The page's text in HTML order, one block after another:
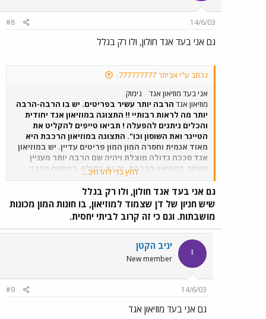
14/6/03
#8
גם אני בעד אגד חולון, ולו רק בגלל
נכתב ע"י אביתר 777777777:
אני בעד מוזיאון אגד
נימוק
מוזיאון אגד הרבה יותר עשיר בפריטים. יש בו הרבה-הרבה
יותר מה לראות רבותיי !! התצוגה במוזיאון אגד יחודית
והכלים ניתנים להפעלה ! תביאו טייפים להקליט את
הטייגר ואת השוסון וכו". התצוגה במוזיאון הרכבת היא
מאוד אנמית וחסרה המון המון פריטים עדיין. יש במוזיאון
אגד סככה גדולה מוצלת ויהיה שם הרבה יותר מעניין
מאשר במוזיאון הרכבת. זה גם בחולון, במיקום מרכזי
ויותר קל להגיע אליו מאשר אל מוזיאון הרכבת בו יש
חנייה מוגבלת. במוזיאון אגד יש הרבה יותר מקום חנייה
ויש שם את נח סלוצקי - האחד והיחיד שאסור בשום פנים
ואופן לוותר על מפגש איתו. הוא איש חם, אנרגטי ומאוד
מאוד נעים ! ללא ספק: במקרה זה - ל-"אגד" יש את כל
היתרונות ! חוץ מזה, הרבה יותר בטוח מבחינת הבטיחות
האישית להגיע למוזיאון אגד. שום רכבת לא תדרוס אתכם
שם והאוירה יחודית ועולה על כל מוזיאון אחר בארץ.
לחץ כדי להרחיב...
גם אני בעד אגד חולון, ולו רק בגלל
שיש חניון של דן שצמוד למוזיאון, בו חונות המון מכונות
מושבתות. וגם כי זה קרוב לביתי יחסית.
י יניב הקטן
New member
14/6/03
#9
גם אני בעד מוזיאון אגד